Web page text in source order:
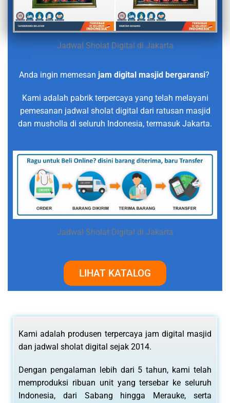
Jadwal Sholat Digital di Jakarta
Anda ingin memesan jam digital masjid bergaransi?
Kami adalah pabrik terpercaya yang telah melayani
pemesanan jadwal sholat digital dari ratusan masjid
dan musholla di seluruh Indonesia, termasuk Jakarta.
Jadwal Sholat Digital di Jakarta
LIHAT KATALOG
Kami adalah produsen terpercaya jam digital masjid
dan jadwal sholat digital sejak 2014.
Dengan pengalaman lebih dari 5 tahun, kami telah
memproduksi ribuan unit yang tersebar ke seluruh
Indonesia, dari Sabang hingga Merauke, serta